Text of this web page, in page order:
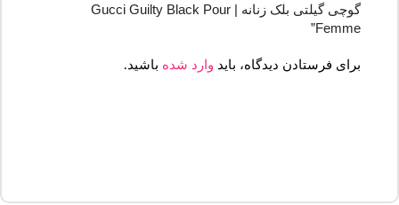
گوچی گیلتی بلک زنانه | Gucci Guilty Black Pour
Femme”
برای فرستادن دیدگاه، باید وارد شده باشید.